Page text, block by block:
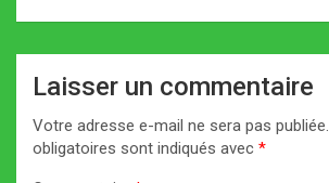
Laisser un commentaire
Votre adresse e-mail ne sera pas publiée.
obligatoires sont indiqués avec *